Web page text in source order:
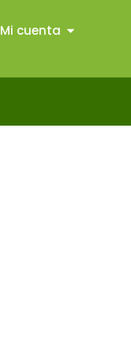
Mi cuenta